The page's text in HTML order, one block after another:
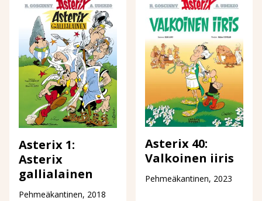
Asterix 1:
Asterix
gallialainen
Pehmeäkantinen, 2018
Asterix 40:
Valkoinen iiris
Pehmeäkantinen, 2023